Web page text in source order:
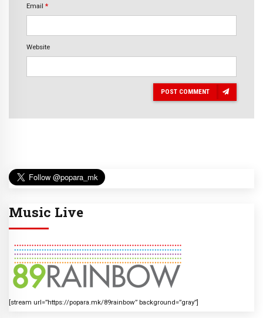
Email *
Website
POST COMMENT
Music Live
[stream url=”https://popara.mk/89rainbow” background=”gray”]